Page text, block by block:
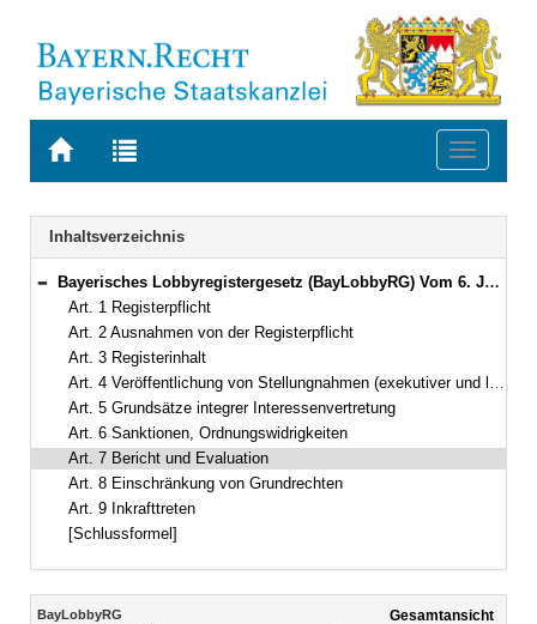
Zur
BAYERN.RECHT
Zur
letzten
Suche
Toggle
Navigation
Inhaltsverzeichnis
Bereich reduzieren
Bayerisches Lobbyregistergesetz (BayLobbyRG) Vom 6. Juli 2021 (GVBl. S. 386) BayRS 1100-7-I (Art. 1–9)
Art. 1 Registerpflicht
Art. 2 Ausnahmen von der Registerpflicht
Art. 3 Registerinhalt
Art. 4 Veröffentlichung von Stellungnahmen (exekutiver und legislativer Fußabdruck)
Art. 5 Grundsätze integrer Interessenvertretung
Art. 6 Sanktionen, Ordnungswidrigkeiten
Art. 7 Bericht und Evaluation
Art. 8 Einschränkung von Grundrechten
Art. 9 Inkrafttreten
[Schlussformel]
Inhalt
BayLobbyRG
Gesamtansicht